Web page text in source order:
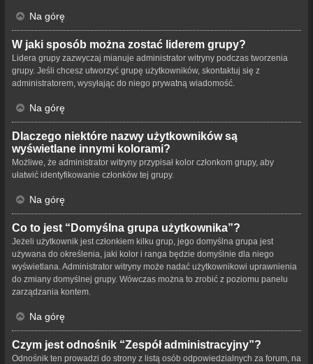
Na górę
W jaki sposób można zostać liderem grupy?
Lidera grupy zazwyczaj mianuje administrator witryny podczas tworzenia
grupy. Jeśli chcesz utworzyć grupę użytkowników, skontaktuj się z
administratorem, wysyłając do niego prywatną wiadomość.
Na górę
Dlaczego niektóre nazwy użytkowników są
wyświetlane innymi kolorami?
Możliwe, że administrator witryny przypisał kolor członkom grupy, aby
ułatwić identyfikowanie członków tej grupy.
Na górę
Co to jest “Domyślna grupa użytkownika”?
Jeżeli użytkownik jest członkiem kilku grup, jego domyślna grupa jest
używana do określenia, jaki kolor i ranga będzie domyślnie dla niego
wyświetlana. Administrator witryny może nadać użytkownikowi uprawnienia
do zmiany domyślnej grupy. Wówczas można to zrobić z poziomu panelu
zarządzania kontem.
Na górę
Czym jest odnośnik “Zespół administracyjny”?
Odnośnik ten prowadzi do strony z listą osób odpowiedzialnych za forum, na